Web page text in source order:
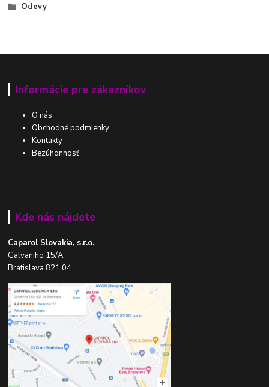
Odevy
Informácie pre zákazníkov
O nás
Obchodné podmienky
Kontakty
Bezúhonnosť
Kde nás nájdete
Caparol Slovakia, s.r.o.
Galvaniho 15/A
Bratislava 821 04